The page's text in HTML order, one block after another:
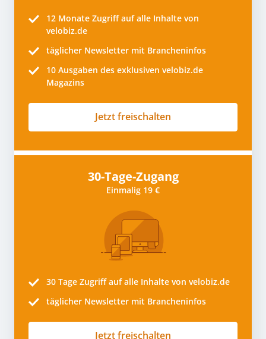
12 Monate Zugriff auf alle Inhalte von
velobiz.de
täglicher Newsletter mit Brancheninfos
10 Ausgaben des exklusiven velobiz.de
Magazins
Jetzt freischalten
30-Tage-Zugang
Einmalig 19 €
30 Tage Zugriff auf alle Inhalte von velobiz.de
täglicher Newsletter mit Brancheninfos
Jetzt freischalten